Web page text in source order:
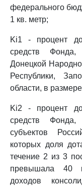
федерального
1 кв. метр;
Ki1 - процент
средств Фонда,
Донецкой
Республики,
области, в
Ki2 - процент
средств Фонда,
субъектов
которых доля
течение 2 из 3
превышала 40
доходов